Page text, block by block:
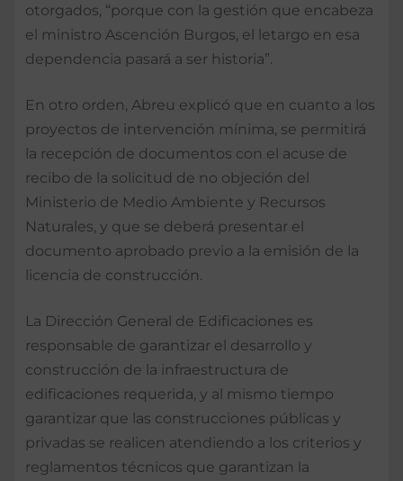
otorgados, “porque con la gestión que encabeza
el ministro Ascención Burgos, el letargo en esa
dependencia pasará a ser historia”.
En otro orden, Abreu explicó que en cuanto a los
proyectos de intervención mínima, se permitirá
la recepción de documentos con el acuse de
recibo de la solicitud de no objeción del
Ministerio de Medio Ambiente y Recursos
Naturales, y que se deberá presentar el
documento aprobado previo a la emisión de la
licencia de construcción.
La Dirección General de Edificaciones es
responsable de garantizar el desarrollo y
construcción de la infraestructura de
edificaciones requerida, y al mismo tiempo
garantizar que las construcciones públicas y
privadas se realicen atendiendo a los criterios y
reglamentos técnicos que garantizan la